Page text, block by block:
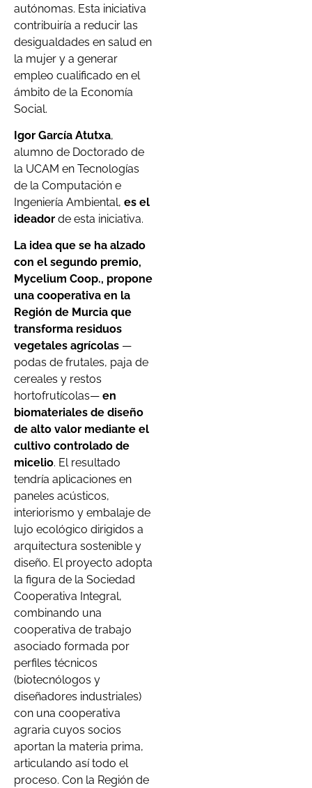
autónomas. Esta iniciativa
contribuiría a reducir las
desigualdades en salud en
la mujer y a generar
empleo cualificado en el
ámbito de la Economía
Social.
Igor García Atutxa,
alumno de Doctorado de
la UCAM en Tecnologías
de la Computación e
Ingeniería Ambiental, es el
ideador de esta iniciativa.
La idea que se ha alzado
con el segundo premio,
Mycelium Coop., propone
una cooperativa en la
Región de Murcia que
transforma residuos
vegetales agrícolas —
podas de frutales, paja de
cereales y restos
hortofrutícolas— en
biomateriales de diseño
de alto valor mediante el
cultivo controlado de
micelio. El resultado
tendría aplicaciones en
paneles acústicos,
interiorismo y embalaje de
lujo ecológico dirigidos a
arquitectura sostenible y
diseño. El proyecto adopta
la figura de la Sociedad
Cooperativa Integral,
combinando una
cooperativa de trabajo
asociado formada por
perfiles técnicos
(biotecnólogos y
diseñadores industriales)
con una cooperativa
agraria cuyos socios
aportan la materia prima,
articulando así todo el
proceso. Con la Región de